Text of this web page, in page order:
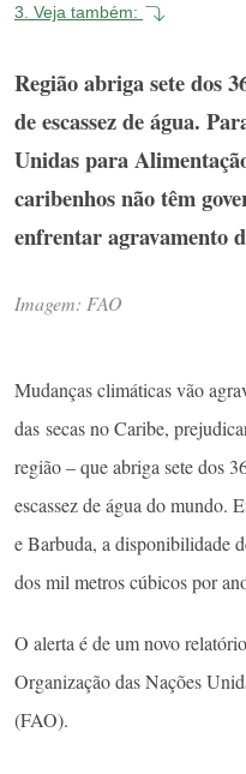
3. Veja também:
Região abriga sete dos
de escassez de água.
Unidas para
caribenhos não têm
enfrentar agravamento
Imagem: FAO
Mudanças climáticas vão
das secas no Caribe,
região – que abriga sete dos
escassez de água do mundo.
e Barbuda, a disponibilidade
dos mil metros cúbicos por
O alerta é de um novo
Organização das Nações
(FAO).